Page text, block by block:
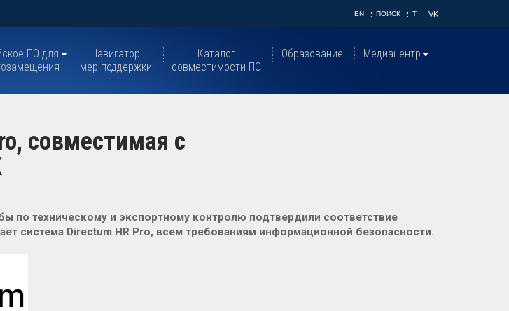
EN ПОИСК T VK
ПО для
Навигатор
мер поддержки
Каталог
совместимости ПО
Образование Медиацентр
совместимая с
по техническому и экспортному контролю подтвердили соответствие
система Directum HR Pro, всем требованиям информационной безопасности.